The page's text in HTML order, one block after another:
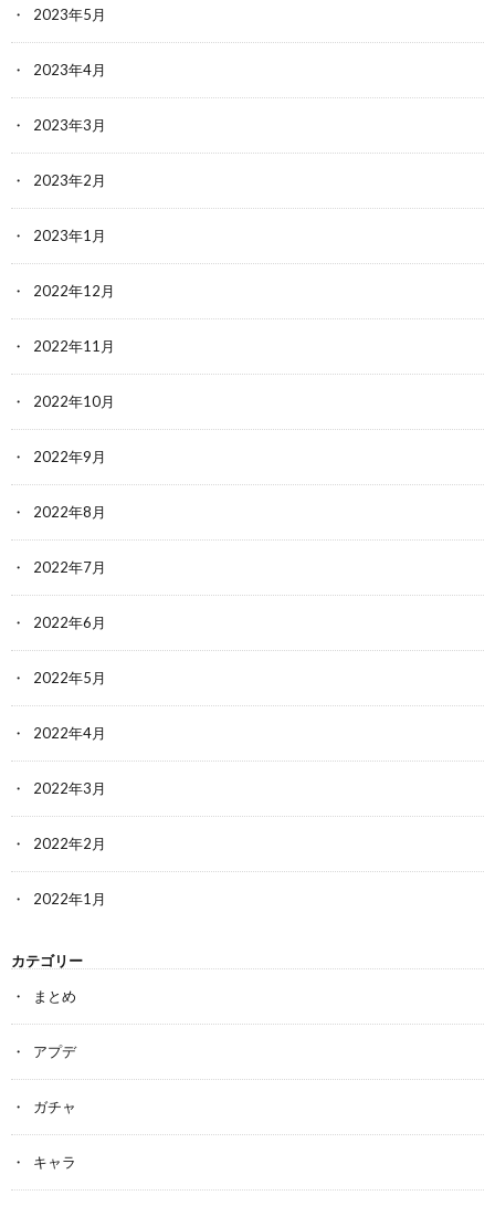
2023年5月
2023年4月
2023年3月
2023年2月
2023年1月
2022年12月
2022年11月
2022年10月
2022年9月
2022年8月
2022年7月
2022年6月
2022年5月
2022年4月
2022年3月
2022年2月
2022年1月
カテゴリー
まとめ
アプデ
ガチャ
キャラ